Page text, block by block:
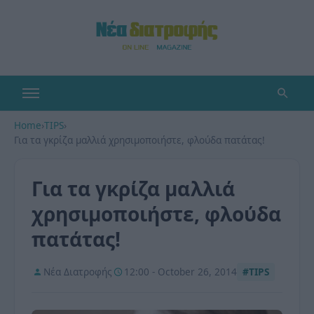
Home›TIPS›
Για τα γκρίζα μαλλιά χρησιμοποιήστε, φλούδα πατάτας!
Για τα γκρίζα μαλλιά
χρησιμοποιήστε, φλούδα
πατάτας!
Νέα Διατροφής 12:00 - October 26, 2014 #TIPS